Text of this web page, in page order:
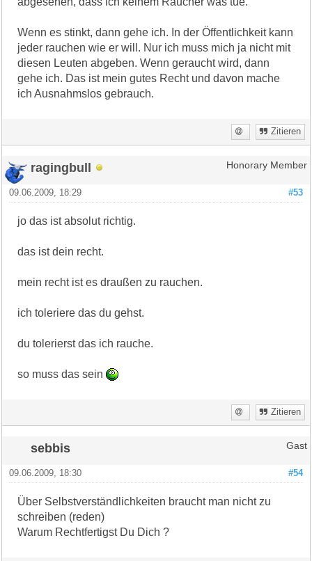
Wenn es stinkt, dann gehe ich. In der Öffentlichkeit kann
jeder rauchen wie er will. Nur ich muss mich ja nicht mit
diesen Leuten abgeben. Wenn geraucht wird, dann
gehe ich. Das ist mein gutes Recht und davon mache
ich Ausnahmslos gebrauch.
Zitieren
ragingbull Honorary Member
#53
09.06.2009, 18:29
jo das ist absolut richtig.
das ist dein recht.
mein recht ist es draußen zu rauchen.
ich toleriere das du gehst.
du tolerierst das ich rauche.
so muss das sein
Zitieren
sebbis Gast
#54
09.06.2009, 18:30
Über Selbstverständlichkeiten braucht man nicht zu
schreiben (reden)
Warum Rechtfertigst Du Dich ?